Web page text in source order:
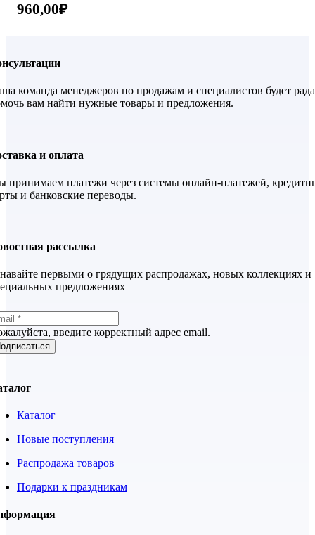
960,00₽
команда менеджеров по продажам и специалистов будет рада
вам найти нужные товары и предложения.
и оплата
принимаем платежи через системы онлайн-платежей,
и банковские переводы.
рассылка
первыми о грядущих распродажах, новых коллекциях и
предложениях
введите корректный адрес email.
Каталог
Новые поступления
Распродажа товаров
Подарки к праздникам